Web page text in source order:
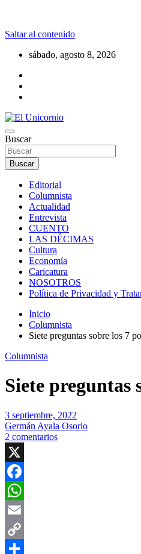
Saltar al contenido
sábado, agosto 8, 2026
El Unicornio
La realidad supera la fantasía
Buscar
Buscar
Editorial
Columnista
Actualidad
Entrevista
CUENTO
LAS DÉCIMAS
Cultura
Economía
Caricatura
NOSOTROS
Política de Privacidad y
Inicio
Columnista
Siete preguntas sobre los 7
Columnista
Siete preguntas
3 septiembre, 2022
Germán Ayala Osorio
2 comentarios
X
Facebook
WhatsApp
Email
Copy